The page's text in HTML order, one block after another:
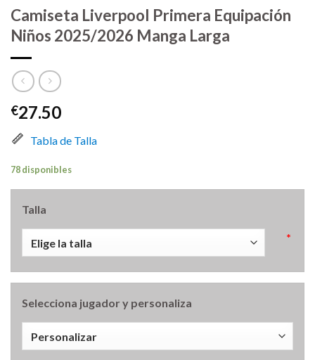
Camiseta Liverpool Primera Equipación
Niños 2025/2026 Manga Larga
€27.50
Tabla de Talla
78 disponibles
Talla
*
Selecciona jugador y personaliza